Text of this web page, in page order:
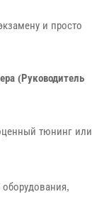
и просто
(Руководитель
тюнинг или